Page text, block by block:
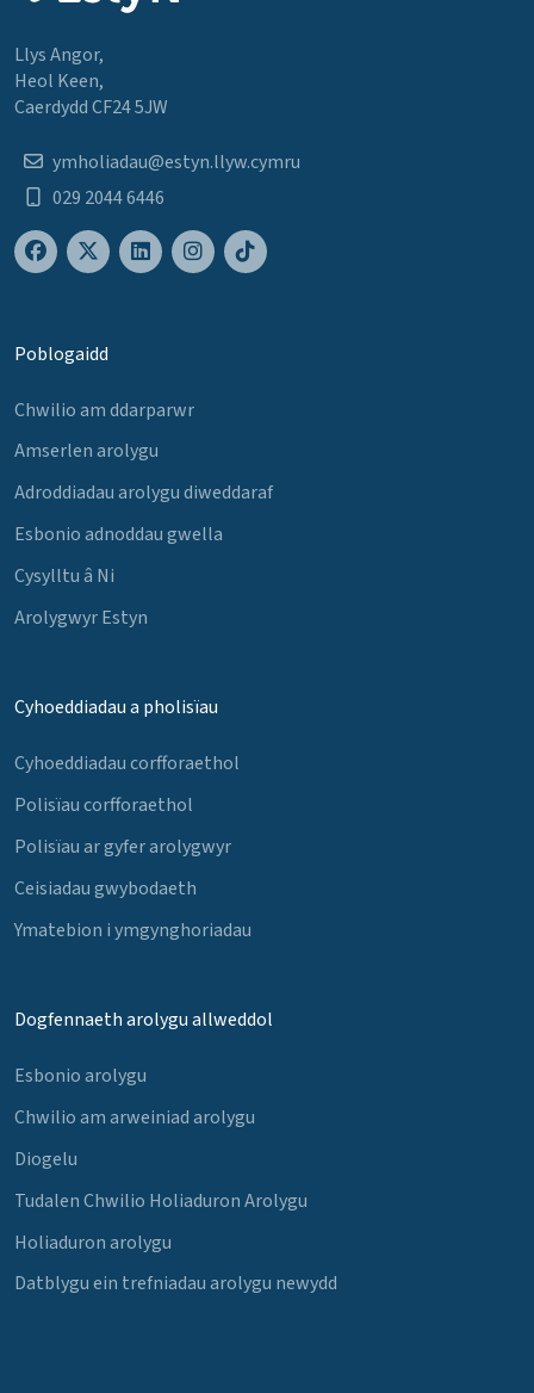
Llys Angor,
Heol Keen,
Caerdydd CF24 5JW
ymholiadau@estyn.llyw.cymru
029 2044 6446
Poblogaidd
Chwilio am ddarparwr
Amserlen arolygu
Adroddiadau arolygu diweddaraf
Esbonio adnoddau gwella
Cysylltu â Ni
Arolygwyr Estyn
Cyhoeddiadau a pholisïau
Cyhoeddiadau corfforaethol
Polisïau corfforaethol
Polisïau ar gyfer arolygwyr
Ceisiadau gwybodaeth
Ymatebion i ymgynghoriadau
Dogfennaeth arolygu allweddol
Esbonio arolygu
Chwilio am arweiniad arolygu
Diogelu
Tudalen Chwilio Holiaduron Arolygu
Holiaduron arolygu
Datblygu ein trefniadau arolygu newydd